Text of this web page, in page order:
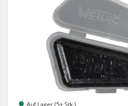
Auf Lager (5+ Stk.)